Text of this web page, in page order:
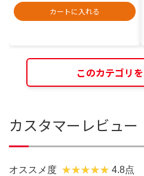
カートに入れる
このカテゴリ
カスタマーレビュー
オススメ度 4.8点